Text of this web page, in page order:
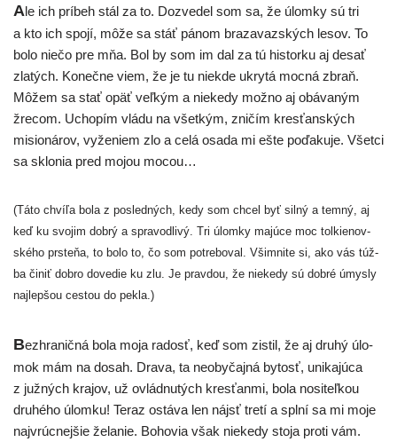
Ale ich prí­beh stál za to. Dozvedel som sa, že úlom­ky sú tri
a kto ich spo­jí, môže sa stáť pánom bra­za­vaz­ských lesov. To
bolo nie­čo pre mňa. Bol by som im dal za tú his­tor­ku aj desať
zla­tých. Konečne viem, že je tu nie­kde ukry­tá moc­ná zbraň.
Môžem sa stať opäť veľ­kým a nie­ke­dy mož­no aj obá­va­ným
žre­com. Uchopím vlá­du na všet­kým, zni­čím kres­ťan­ských
misi­oná­rov, vyže­niem zlo a celá osa­da mi ešte poďa­ku­je. Všetci
sa sklo­nia pred mojou mocou…
(Táto chví­ľa bola z posled­ných, kedy som chcel byť sil­ný a tem­ný, aj
keď ku svo­jim dob­rý a spra­vod­li­vý. Tri úlom­ky majú­ce moc tol­kie­nov­
ské­ho prs­te­ňa, to bolo to, čo som potre­bo­val. Všimnite si, ako vás túž­
ba činiť dob­ro dove­die ku zlu. Je prav­dou, že nie­ke­dy sú dob­ré úmys­ly
naj­lep­šou ces­tou do pekla.)
Bezhra­nič­ná bola moja radosť, keď som zis­til, že aj dru­hý úlo­
mok mám na dosah. Drava, ta neoby­čaj­ná bytosť, uni­ka­jú­ca
z juž­ných kra­jov, už ovlád­nu­tých kres­ťan­mi, bola nosi­teľ­kou
dru­hé­ho úlom­ku! Teraz ostá­va len nájsť tre­tí a spl­ní sa mi moje
najv­rúc­nej­šie žela­nie. Bohovia však nie­ke­dy sto­ja pro­ti vám.